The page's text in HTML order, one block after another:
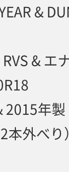
&
& エ
2015年製
外べり